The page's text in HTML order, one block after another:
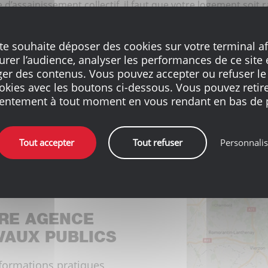
collectif, il faut que votre logement soit
eaux usées vers une station d’épuration pour être
remplacement des canalisations
? N’hésitez pas à
conseiller pour la réalisation de vos travaux. D’autant
qui peuvent en résulter.
ou collectif sont réalisés en majeure partie avec le
.
AGENCE
PUBLICS
pratiques
souhaite déposer des cookies sur votre terminal
l’audience, analyser les performances de ce site
des contenus. Vous pouvez accepter ou refuser
avec les boutons ci-dessous. Vous pouvez
à tout moment en vous rendant en bas de
Tout accepter Tout refuser